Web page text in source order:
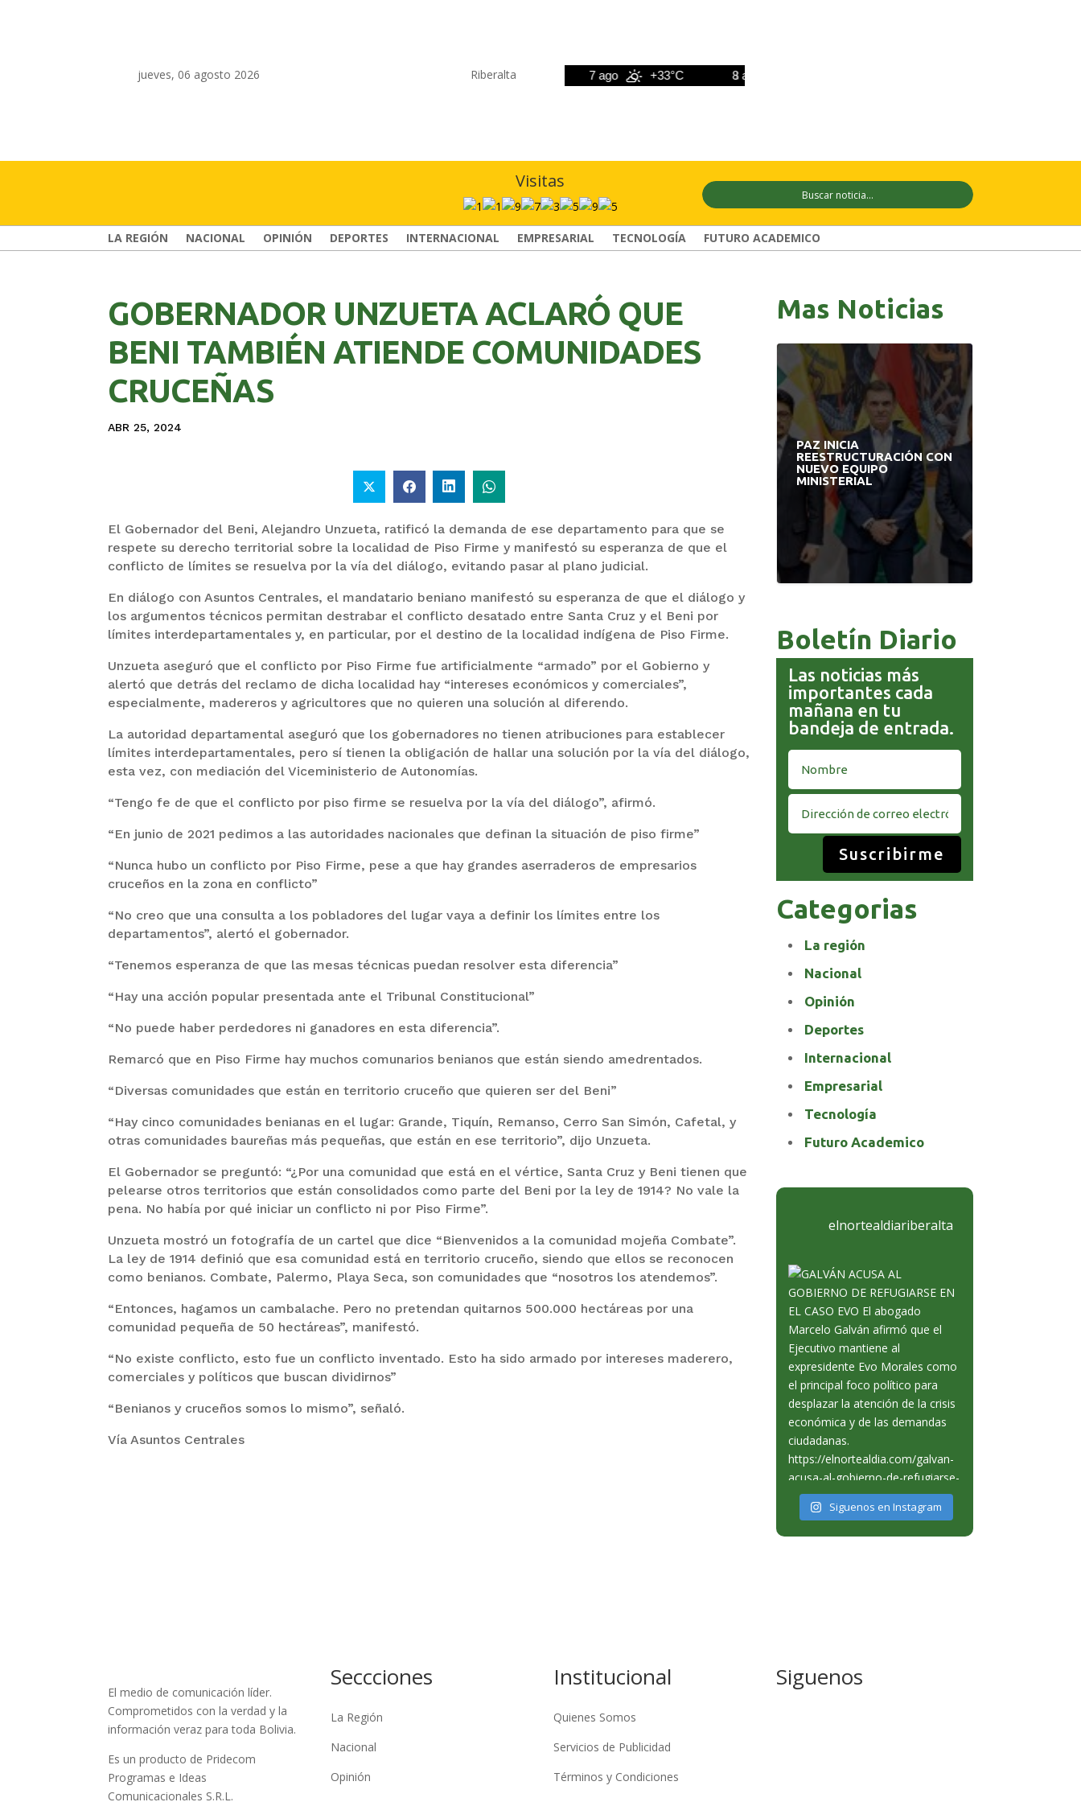
jueves, 06 agosto 2026 Riberalta
+33°C 7 ago +33°C 8 ago
Visitas
LA REGIÓN NACIONAL OPINIÓN DEPORTES INTERNACIONAL EMPRESARIAL TECNOLOGÍA FUTURO ACADEMICO
GOBERNADOR UNZUETA ACLARÓ QUE
BENI TAMBIÉN ATIENDE COMUNIDADES
CRUCEÑAS
ABR 25, 2024
El Gobernador del Beni, Alejandro Unzueta, ratificó la demanda de ese departamento para que se
respete su derecho territorial sobre la localidad de Piso Firme y manifestó su esperanza de que el
conflicto de límites se resuelva por la vía del diálogo, evitando pasar al plano judicial.
En diálogo con Asuntos Centrales, el mandatario beniano manifestó su esperanza de que el diálogo y
los argumentos técnicos permitan destrabar el conflicto desatado entre Santa Cruz y el Beni por
límites interdepartamentales y, en particular, por el destino de la localidad indígena de Piso Firme.
Unzueta aseguró que el conflicto por Piso Firme fue artificialmente “armado” por el Gobierno y
alertó que detrás del reclamo de dicha localidad hay “intereses económicos y comerciales”,
especialmente, madereros y agricultores que no quieren una solución al diferendo.
La autoridad departamental aseguró que los gobernadores no tienen atribuciones para establecer
límites interdepartamentales, pero sí tienen la obligación de hallar una solución por la vía del diálogo,
esta vez, con mediación del Viceministerio de Autonomías.
“Tengo fe de que el conflicto por piso firme se resuelva por la vía del diálogo”, afirmó.
“En junio de 2021 pedimos a las autoridades nacionales que definan la situación de piso firme”
“Nunca hubo un conflicto por Piso Firme, pese a que hay grandes aserraderos de empresarios
cruceños en la zona en conflicto”
“No creo que una consulta a los pobladores del lugar vaya a definir los límites entre los
departamentos”, alertó el gobernador.
“Tenemos esperanza de que las mesas técnicas puedan resolver esta diferencia”
“Hay una acción popular presentada ante el Tribunal Constitucional”
“No puede haber perdedores ni ganadores en esta diferencia”.
Remarcó que en Piso Firme hay muchos comunarios benianos que están siendo amedrentados.
“Diversas comunidades que están en territorio cruceño que quieren ser del Beni”
“Hay cinco comunidades benianas en el lugar: Grande, Tiquín, Remanso, Cerro San Simón, Cafetal, y
otras comunidades baureñas más pequeñas, que están en ese territorio”, dijo Unzueta.
El Gobernador se preguntó: “¿Por una comunidad que está en el vértice, Santa Cruz y Beni tienen que
pelearse otros territorios que están consolidados como parte del Beni por la ley de 1914? No vale la
pena. No había por qué iniciar un conflicto ni por Piso Firme”.
Unzueta mostró un fotografía de un cartel que dice “Bienvenidos a la comunidad mojeña Combate”.
La ley de 1914 definió que esa comunidad está en territorio cruceño, siendo que ellos se reconocen
como benianos. Combate, Palermo, Playa Seca, son comunidades que “nosotros los atendemos”.
“Entonces, hagamos un cambalache. Pero no pretendan quitarnos 500.000 hectáreas por una
comunidad pequeña de 50 hectáreas”, manifestó.
“No existe conflicto, esto fue un conflicto inventado. Esto ha sido armado por intereses maderero,
comerciales y políticos que buscan dividirnos”
“Benianos y cruceños somos lo mismo”, señaló.
Vía Asuntos Centrales
Mas Noticias
CAPTURA DE EVO
MORALES
PAZ INICIA
REESTRUCTURACIÓN CON
NUEVO EQUIPO
MINISTERIAL
Boletín Diario
Las noticias más
importantes cada
mañana en tu
bandeja de entrada.
Suscribirme
Categorias
La región
Nacional
Opinión
Deportes
Internacional
Empresarial
Tecnología
Futuro Academico
elnortealdiariberalta
Siguenos en Instagram
El medio de comunicación líder.
Comprometidos con la verdad y la
información veraz para toda Bolivia.
Es un producto de Pridecom
Programas e Ideas
Comunicacionales S.R.L.
Seccciones
La Región
Nacional
Opinión
Institucional
Quienes Somos
Servicios de Publicidad
Términos y Condiciones
Siguenos